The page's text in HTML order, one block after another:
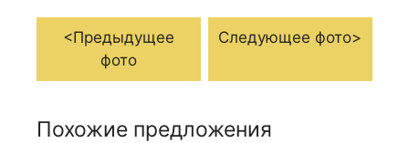
<Предыдущее
фото
Следующее фото>
Похожие предложения